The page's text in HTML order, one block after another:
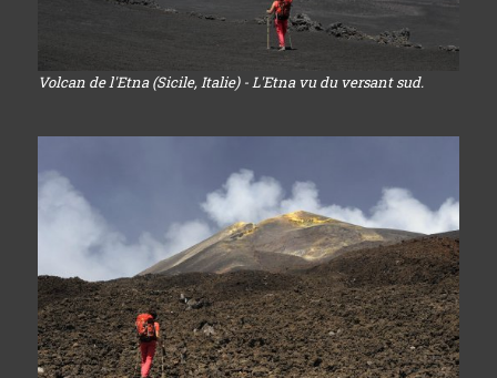
Volcan de l'Etna (Sicile, Italie) - L'Etna vu du versant sud.